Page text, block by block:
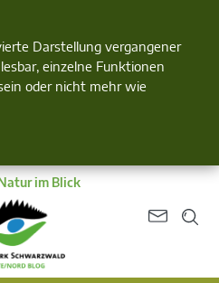
Darstellung vergangener
einzelne Funktionen
oder nicht mehr wie
im Blick